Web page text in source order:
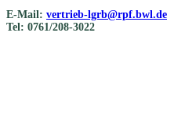
E-Mail: vertrieb-lgrb@rpf.bwl.de
Tel: 0761/208-3022